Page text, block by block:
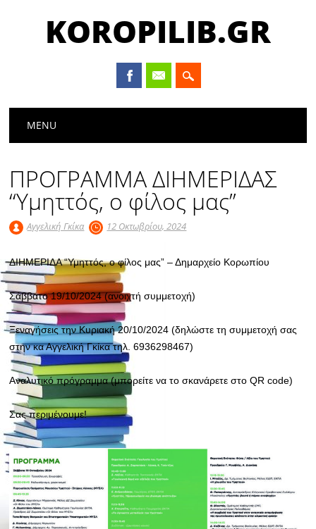
KOROPILIB.GR
Main menu
MENU
ΠΡΟΓΡΑΜΜΑ ΔΙΗΜΕΡΙΔΑΣ
“Υμηττός, ο φίλος μας”
Αγγελική Γκίκα 12 Οκτωβρίου, 2024
ΔΙΗΜΕΡΙΔΑ “Υμηττός, ο φίλος μας” – Δημαρχείο Κορωπίου
Σάββατο 19/10/2024 (ανοιχτή συμμετοχή)
Ξεναγήσεις την Κυριακή 20/10/2024 (δηλώστε τη συμμετοχή σας
στην κα Αγγελική Γκίκα τηλ. 6936298467)
Αναλυτικό πρόγραμμα (μπορείτε να το σκανάρετε στο QR code)
Σαςπεριμένουμε!